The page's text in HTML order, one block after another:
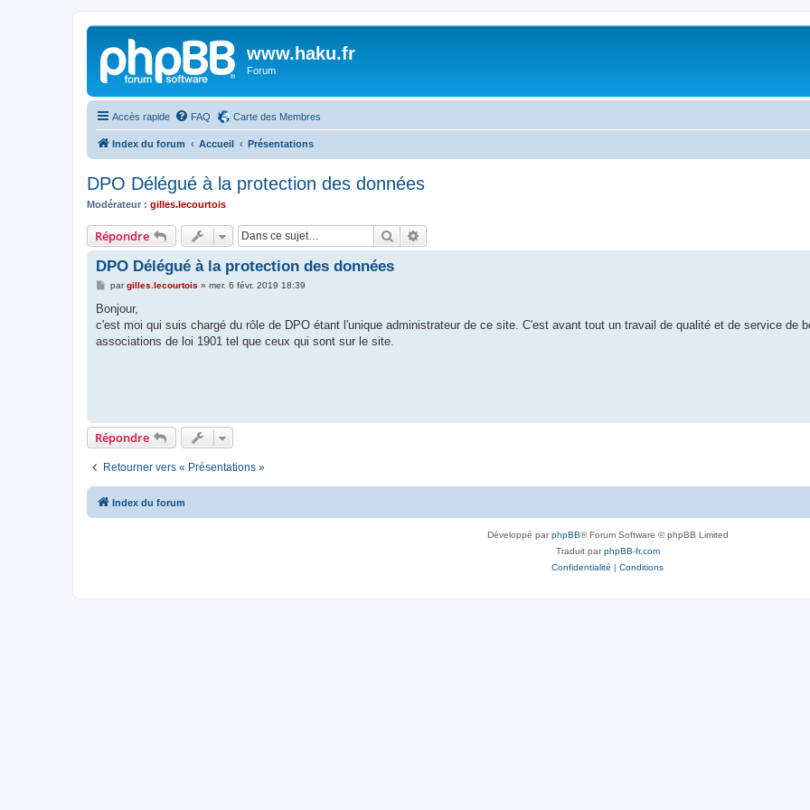
www.haku.fr
Forum
Accès rapide FAQ Carte des Membres
Index du forum Accueil Présentations
DPO Délégué à la protection des données
Modérateur : gilles.lecourtois
Répondre Rechercher
DPO Délégué à la protection des données
M
s
a
g
pargilles.lecourtois » mer. 6 févr. 2019 18:39
Bonjour,
c'est moi qui suis chargé du rôle de DPO étant l'unique administrateur de ce site. C'est avant tout un travail de qualité et de service de
associations de loi 1901 tel que ceux qui sont sur le site.
Répondre
Retourner vers « Présentations »
Index du forum
Développé parphpBB® Forum Software © phpBB Limited
Traduit parphpBB-fr.com
Confidentialité | Conditions